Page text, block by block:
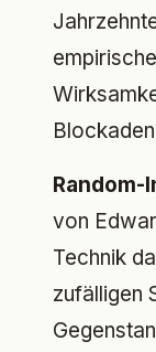
Random-
von
Technik
zufälligen